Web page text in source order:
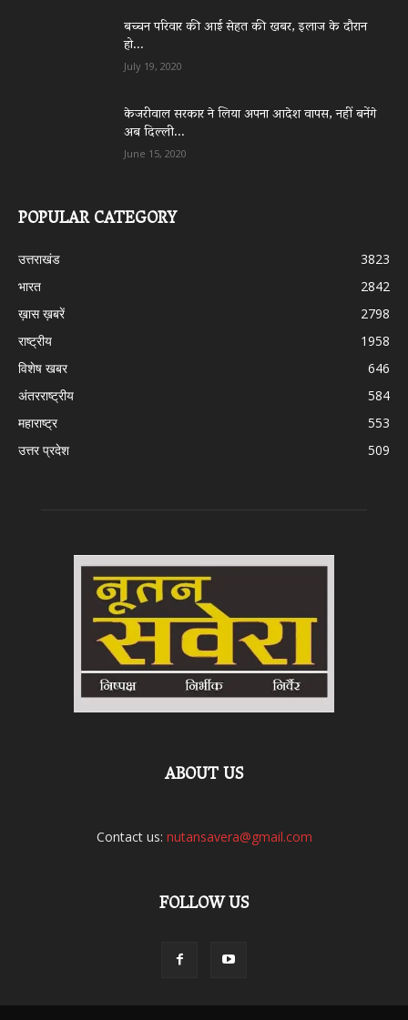
बच्चन परिवार की आई सेहत की खबर, इलाज के दौरान
हो...
July 19, 2020
केजरीवाल सरकार ने लिया अपना आदेश वापस, नहीं बनेंगे
अब दिल्ली...
June 15, 2020
POPULAR CATEGORY
उत्तराखंड
3823
भारत
2842
ख़ास ख़बरें
2798
राष्ट्रीय
1958
विशेष खबर
646
अंतरराष्ट्रीय
584
महाराष्ट्र
553
उत्तर प्रदेश
509
ABOUT US
Contact us: nutansavera@gmail.com
FOLLOW US